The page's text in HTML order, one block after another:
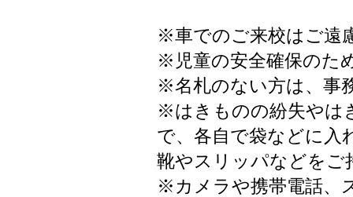
※車でのご来校はご遠
※児童の安全確保のた
※名札のない方は、事
※はきものの紛失やは
で、各自で袋などに入
靴やスリッパなどをご
※カメラや携帯電話、